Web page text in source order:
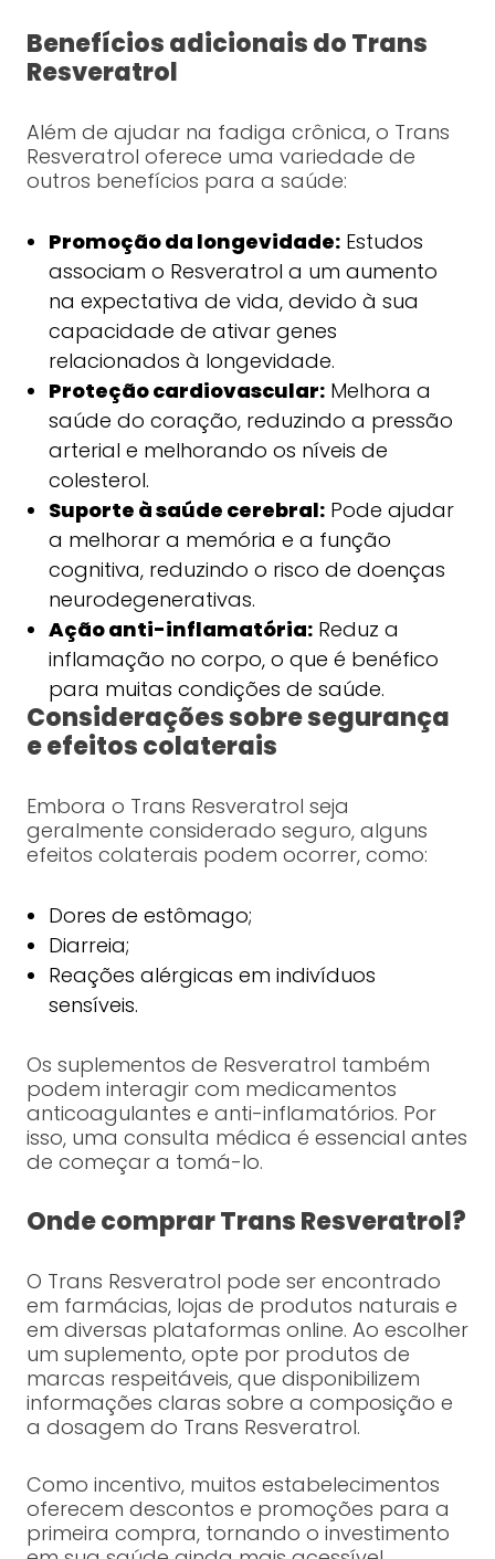
Benefícios adicionais do Trans
Resveratrol
Além de ajudar na fadiga crônica, o Trans
Resveratrol oferece uma variedade de
outros benefícios para a saúde:
Promoção da longevidade:Estudos
associam o Resveratrol a um aumento
na expectativa de vida, devido à sua
capacidade de ativar genes
relacionados à longevidade.
Proteção cardiovascular:Melhora a
saúde do coração, reduzindo a pressão
arterial e melhorando os níveis de
colesterol.
Suporte à saúde cerebral:Pode ajudar
a melhorar a memória e a função
cognitiva, reduzindo o risco de doenças
neurodegenerativas.
Ação anti-inflamatória:Reduz a
inflamação no corpo, o que é benéfico
para muitas condições de saúde.
Considerações sobre segurança
e efeitos colaterais
Embora o Trans Resveratrol seja
geralmente considerado seguro, alguns
efeitos colaterais podem ocorrer, como:
Dores de estômago;
Diarreia;
Reações alérgicas em indivíduos
sensíveis.
Os suplementos de Resveratrol também
podem interagir com medicamentos
anticoagulantes e anti-inflamatórios. Por
isso, uma consulta médica é essencial antes
de começar a tomá-lo.
Onde comprar Trans Resveratrol?
O Trans Resveratrol pode ser encontrado
em farmácias, lojas de produtos naturais e
em diversas plataformas online. Ao escolher
um suplemento, opte por produtos de
marcas respeitáveis, que disponibilizem
informações claras sobre a composição e
a dosagem do Trans Resveratrol.
Como incentivo, muitos estabelecimentos
oferecem descontos e promoções para a
primeira compra, tornando o investimento